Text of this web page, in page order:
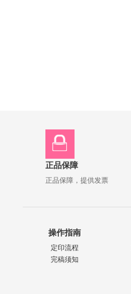
正品保障
正品保障，提供发票
操作指南
定印流程
完稿须知